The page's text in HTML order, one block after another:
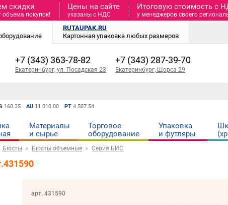
скидки
объема покупок!
Цены на сайте
указаны с НДС
Итоговую стоимость c
у менеджеров своего
RUTAUPAK.RU
Картонная упаковка любых размеров
160.35 AU 11 010.00 PT 4 507.54
+7 (343) 363-78-82
Екатеринбург, ул. Посадская 23
+7 (343) 287-39-70
Екатеринбург, Щорса 29
Материалы
и cырье
Торговое
оборудование
Упаковка
и футляры
Бюсты Бюсты объемные Серия БИС
арт. 431590